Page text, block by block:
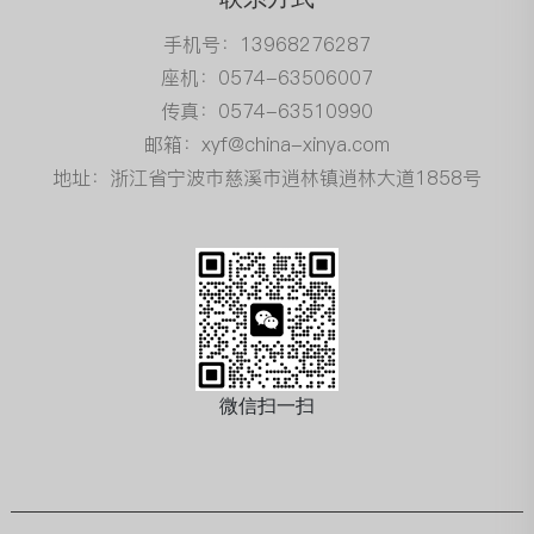
手机号：13968276287
座机：0574-63506007
传真：0574-63510990
邮箱：xyf@china-xinya.com
地址：浙江省宁波市慈溪市逍林镇逍林大道1858号
微信扫一扫